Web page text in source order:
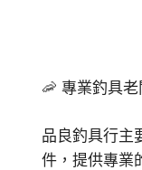
🦐 專業釣具
品良釣具行主
件，提供專業